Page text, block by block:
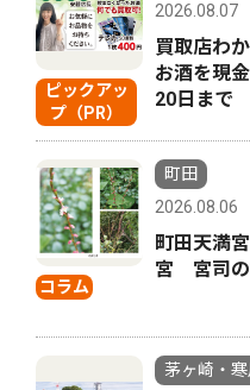
ピックアッ
プ（PR）
2026.08.07
買取店わ
お酒を現
20日まで
コラム
町田
2026.08.06
町田天満
宮 宮司
茅ヶ崎・寒